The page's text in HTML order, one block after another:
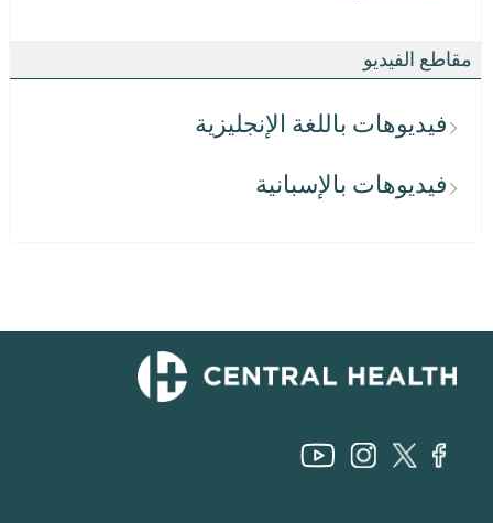
مقاطع الفيديو
فيديوهات باللغة الإنجليزية
فيديوهات بالإسبانية